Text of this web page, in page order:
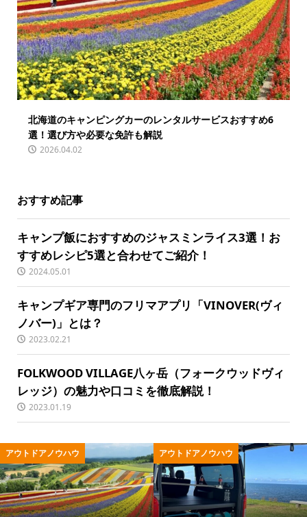
北海道のキャンピングカーのレンタルサービスおすすめ6
選！選び方や必要な免許も解説
2026.04.02
おすすめ記事
キャンプ飯におすすめのジャスミンライス3選！お
すすめレシピ5選と合わせてご紹介！
2024.05.01
キャンプギア専門のフリマアプリ「VINOVER(ヴィ
ノバー)」とは？
2023.02.21
FOLKWOOD VILLAGE八ヶ岳（フォークウッドヴィ
レッジ）の魅力や口コミを徹底解説！
2023.01.19
アノウハウ アウトドア用品 キャ